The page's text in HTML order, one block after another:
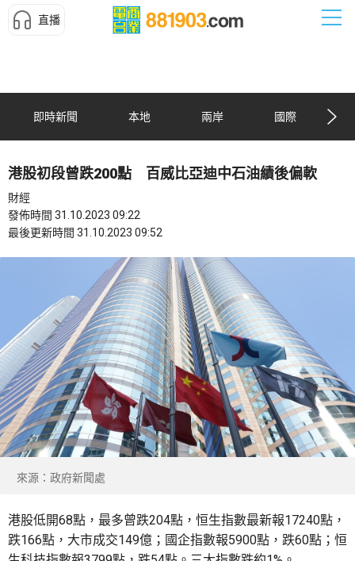
直播
即時新聞 本地 兩岸 國際
港股初段曾跌200點 百威比亞迪中石油績後偏軟
財經
發佈時間 31.10.2023 09:22
最後更新時間 31.10.2023 09:52
來源：政府新聞處
港股低開68點，最多曾跌204點，恒生指數最新報17240點，
跌166點，大市成交149億；國企指數報5900點，跌60點；恒